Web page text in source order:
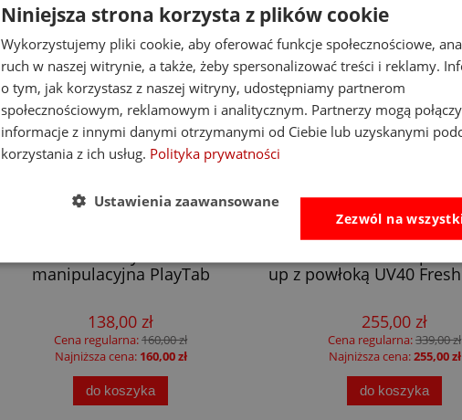
manipulacyjna PlayTab
138,00 zł
Cena regularna:160,00 zł
Najniższa cena: 160,00 zł
do koszyka
up z powłoką UV40
255,00 zł
Cena regularna:339,00 zł
Najniższa cena:255,00 zł
do koszyka
Niniejsza strona korzysta z plików cookie
Wykorzystujemy pliki cookie, aby oferować funkcje społecznościowe,
ruch w naszej witrynie, a także, żeby spersonalizować treści i reklamy.
o tym, jak korzystasz z naszej witryny, udostępniamy partnerom
społecznościowym, reklamowym i analitycznym. Partnerzy mogą
informacje z innymi danymi otrzymanymi od Ciebie lub uzyskanymi
korzystania z ich usług. Polityka prywatności
Zezwól na
Ustawienia zaawansowane